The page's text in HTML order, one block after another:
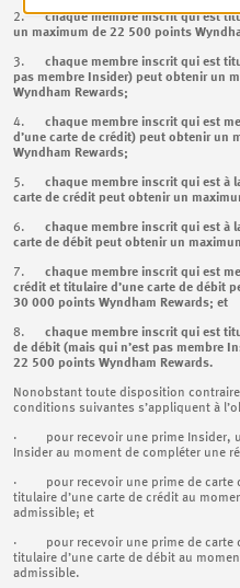
2.chaque membre inscrit qui est
un maximum de 22 500 points
3. chaque membre inscrit qui est
pas membre Insider) peut obtenir un
Wyndham Rewards;
4. chaque membre inscrit qui est
d’une carte de crédit) peut obtenir un
Wyndham Rewards;
5. chaque membre inscrit qui est à
carte de crédit peut obtenir un
6. chaque membre inscrit qui est à
carte de débit peut obtenir un
7. chaque membre inscrit qui est
crédit et titulaire d’une carte de débit
30 000 points Wyndham Rewards; et
8. chaque membre inscrit qui est
de débit (mais qui n’est pas membre
22 500 points Wyndham Rewards.
Nonobstant toute disposition
conditions suivantes s’appliquent à
· pour recevoir une prime Insider,
Insider au moment de compléter une
· pour recevoir une prime de carte
titulaire d’une carte de crédit au
admissible; et
· pour recevoir une prime de carte
titulaire d’une carte de débit au
admissible.